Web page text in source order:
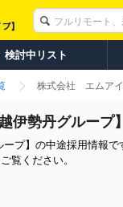
検討中リスト
株式会社 エムアイ
勢丹グループ
プ】の中途採用情報
覧ください。